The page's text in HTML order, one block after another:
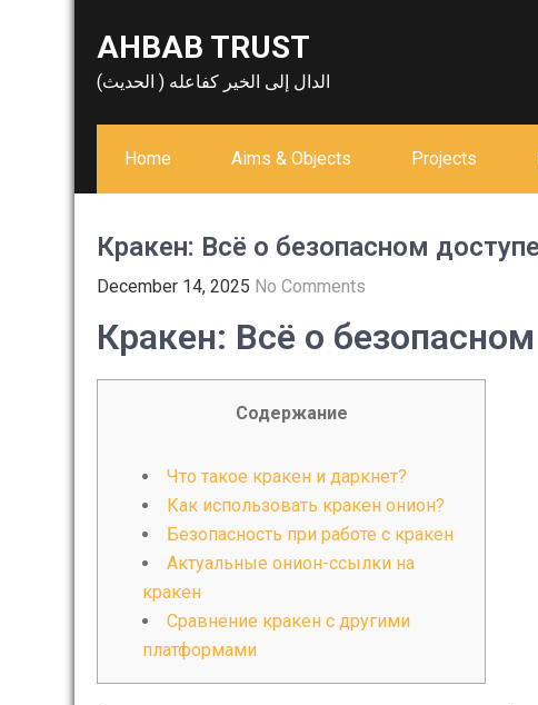
AHBAB TRUST
الدال إلى الخير كفاعله ( الحديث)
Home Aims & Objects Projects
Кракен: Всё о безопасном
December 14, 2025 No Comments
Кракен: Всё о
Содержание
Что такое кракен и даркнет?
Как использовать кракен онион?
Безопасность при работе с кракен
Актуальные онион-ссылки на
кракен
Сравнение кракен с другими
платформами